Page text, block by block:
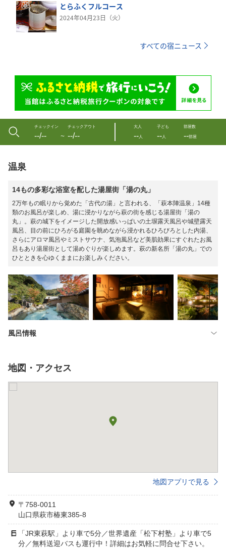
とらふくフルコース
2024年04月23日（火）
すべての宿ニュース
チェックイン
--/-- 〜
チェックアウト
--/--
大人
--人
子ども
--人
部屋数
--部屋
温泉
14もの多彩な浴室を配した湯屋街「湯の丸」
2万年もの眠りから覚めた「古代の湯」と言われる、「萩本陣温泉」14種
類のお風呂が楽しめ、湯に浸かりながら萩の街を感じる湯屋街「湯の
丸」。萩の城下をイメージした開放感いっぱいの土塀露天風呂や城壁露天
風呂、目の前にひろがる庭園を眺めながら浸かれるひろびろとした内湯、
さらにアロマ風呂やミストサウナ、気泡風呂など美肌効果にすぐれたお風
呂もあり湯屋街として湯めぐりが楽しめます。萩の新名所「湯の丸」での
ひとときを心ゆくままにお楽しみください。
風呂情報
地図・アクセス
地図アプリで見る
〒758-0011
山口県萩市椿東385-8
「JR東萩駅」より車で5分／世界遺産「松下村塾」より車で5
分／無料送迎バスも運行中！詳細はお気軽に問合せ下さい。